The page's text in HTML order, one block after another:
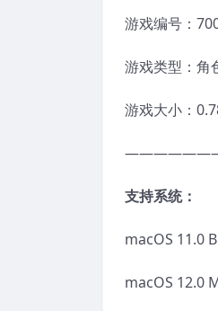
游戏编号：
游戏类型：角
游戏大小：
支持系统：
macOS 11.0
macOS 12.0